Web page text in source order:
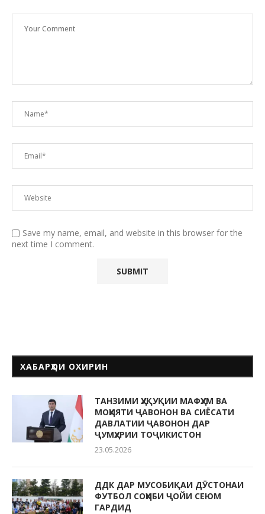
Save my name, email, and website in this browser for the
next time I comment.
ХАБАРҲОИ ОХИРИН
ТАНЗИМИ ҲУҚУҚИИ МАФҲУМ ВА
МОҲИЯТИ ҶАВОНОН ВА СИЁСАТИ
ДАВЛАТИИ ҶАВОНОН ДАР
ҶУМҲУРИИ ТОҶИКИСТОН
23.05.2026
ДДК ДАР МУСОБИҚАИ ДӮСТОНАИ
ФУТБОЛ СОҲИБИ ҶОЙИ СЕЮМ
ГАРДИД